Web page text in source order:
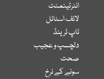
انٹرٹینمنٹ
لائف اسٹائل
ٹاپ ٹرینڈ
دلچسپ و عجیب
صحت
سونے کے نرخ